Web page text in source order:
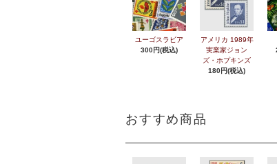
ユーゴスラビア
300円(税込)
アメリカ 1989年
実業家ジョン
ズ・ホプキンズ
180円(税込)
おすすめ商品